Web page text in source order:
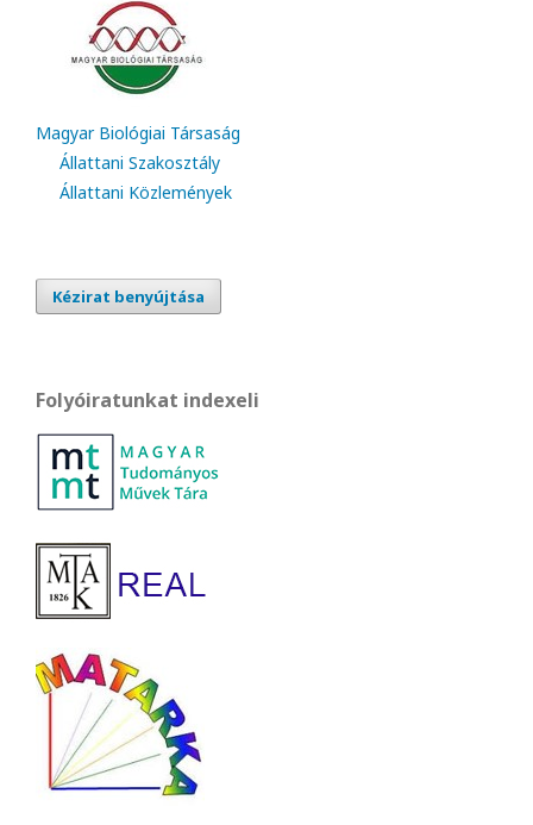
Magyar Biológiai Társaság
Állattani Szakosztály
Állattani Közlemények
Kézirat benyújtása
Folyóiratunkat indexeli